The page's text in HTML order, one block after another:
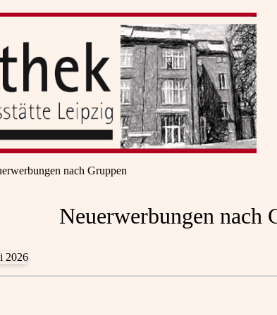
nach Gruppen
Neuerwerbungen nach
2026